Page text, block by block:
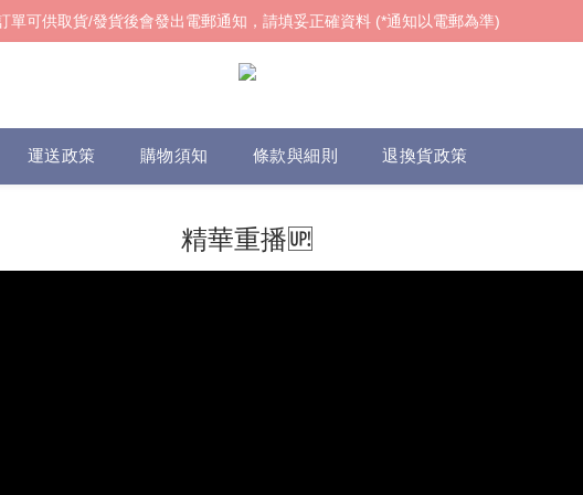
單可供取貨/發貨後會發出電郵通知，請填妥正確資料 (*通知以電郵為準)
單可供取貨/發貨後會發出電郵通知，請填妥正確資料 (*通知以電郵為準)
𝓌ℯ𝓁𝒸ℴ𝓂ℯ!
運送政策 購物須知 條款與細則 退換貨政策
精華重播🆙